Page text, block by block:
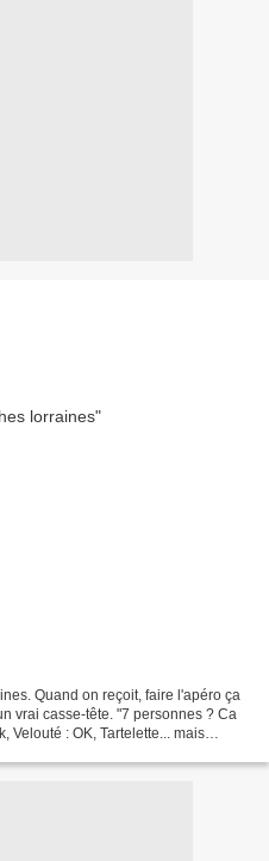
Quand on reçoit, faire l'apéro ça
vrai casse-tête. "7 personnes ? Ca
Velouté : OK, Tartelette... mais